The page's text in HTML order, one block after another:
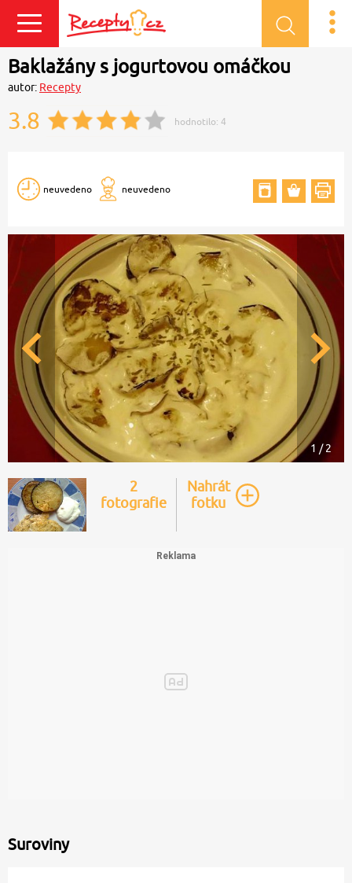
Přihlásit se
Baklažány s jogurtovou omáčkou
autor: Recepty
3.8 hodnotilo: 4
neuvedeno neuvedeno
1 / 2
2
fotografie
Nahrát
fotku
Suroviny